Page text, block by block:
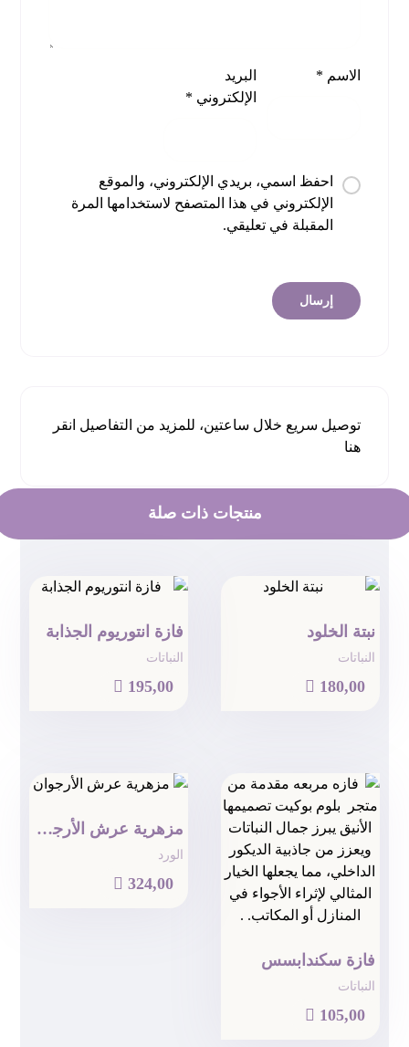
الاسم *
البريد
الإلكتروني *
احفظ اسمي، بريدي الإلكتروني، والموقع
الإلكتروني في هذا المتصفح لاستخدامها المرة
المقبلة في تعليقي.
توصيل سريع خلال ساعتين، للمزيد من التفاصيل انقر
هنا
منتجات ذات صلة
نبتة الخلود
النباتات
 180,00
فازة انتوريوم الجذابة
النباتات
 195,00
فازة سكندابسس
النباتات
 105,00
مزهرية عرش الأرجوان
الورد
 324,00